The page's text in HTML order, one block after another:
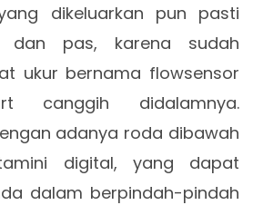
dikeluarkan pun pasti
dan pas, karena sudah
ukur bernama flowsensor
canggih didalamnya.
adanya roda dibawah
digital, yang dapat
dalam berpindah-pindah